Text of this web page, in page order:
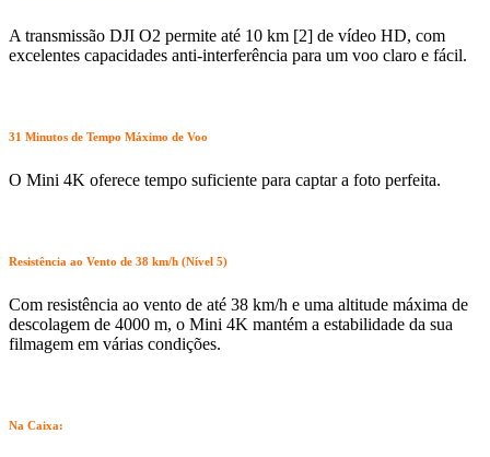
A transmissão DJI O2 permite até 10 km [2] de vídeo HD, com
excelentes capacidades anti-interferência para um voo claro e fácil.
31 Minutos de Tempo Máximo de Voo
O Mini 4K oferece tempo suficiente para captar a foto perfeita.
Resistência ao Vento de 38 km/h (Nível 5)
Com resistência ao vento de até 38 km/h e uma altitude máxima de
descolagem de 4000 m, o Mini 4K mantém a estabilidade da sua
filmagem em várias condições.
Na Caixa: